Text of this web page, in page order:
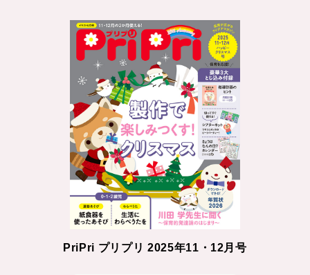
PriPri プリプリ 2025年11・12月号